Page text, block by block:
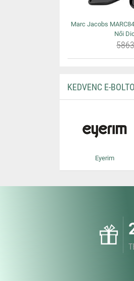
Marc Jacobs
Női
KEDVENC E-
Eyerim